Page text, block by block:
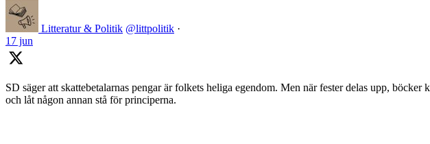
Litteratur & Politik @littpolitik ·
17 jun
SD säger att skattebetalarnas pengar är folkets heliga egendom. Men när fester delas upp,
och låt någon annan stå för principerna.